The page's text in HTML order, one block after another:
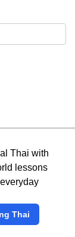
Thai with
lessons
Thai